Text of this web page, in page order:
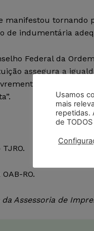
manifestou tornando
de indumentária
Federal da
assegura a
sem se
RO.
Assessoria de
Usamos
mais
repetidas.
de